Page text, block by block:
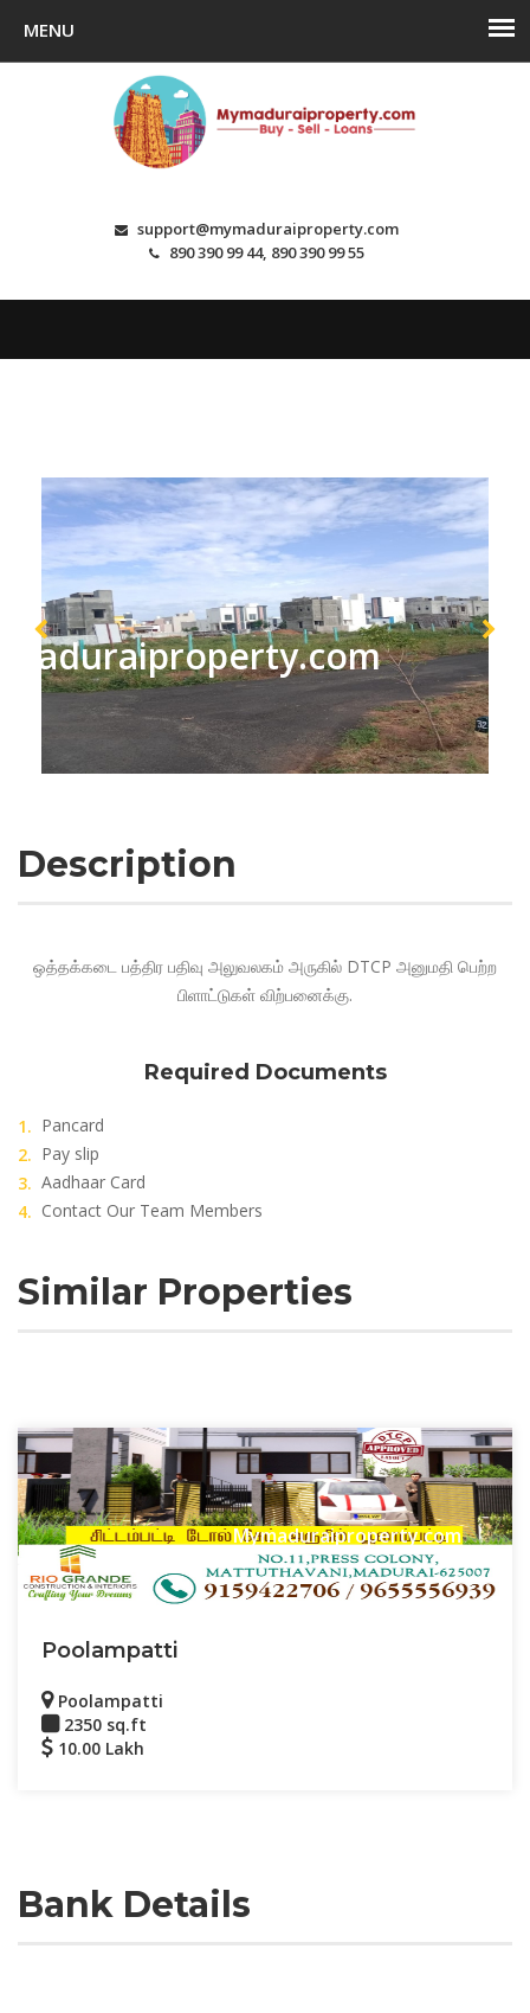
support@mymaduraiproperty.com
890 390 99 44, 890 390 99 55
Description
ஒத்தக்கடை பத்திர பதிவு அலுவலகம் அருகில் DTCP அனுமதி பெற்ற
பிளாட்டுகள் விற்பனைக்கு.
Required Documents
Pancard
Pay slip
Aadhaar Card
Contact Our Team Members
Similar Properties
Mymaduraiproperty.com
Poolampatti
Poolampatti
2350 sq.ft
10.00 Lakh
Bank Details